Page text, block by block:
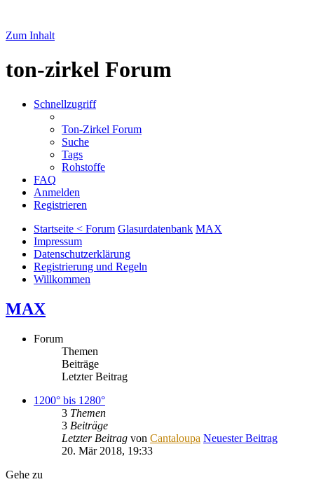
Zum Inhalt
ton-zirkel Forum
Schnellzugriff
Ton-Zirkel Forum
Suche
Tags
Rohstoffe
FAQ
Anmelden
Registrieren
Startseite < Forum Glasurdatenbank MAX
Impressum
Datenschutzerklärung
Registrierung und Regeln
Willkommen
MAX
Forum
Themen
Beiträge
Letzter Beitrag
1200° bis 1280°
3 Themen
3 Beiträge
Letzter Beitrag von Cantaloupa Neuester Beitrag
20. Mär 2018, 19:33
Gehe zu